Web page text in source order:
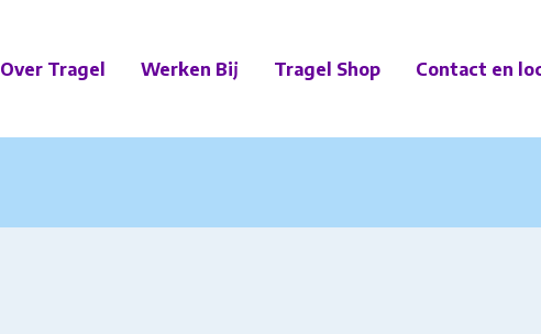
Over Tragel Werken Bij Tragel Shop Contact en